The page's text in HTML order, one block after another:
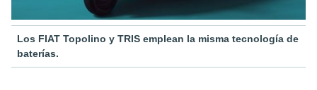
Los FIAT Topolino y TRIS emplean la misma tecnología de
baterías.